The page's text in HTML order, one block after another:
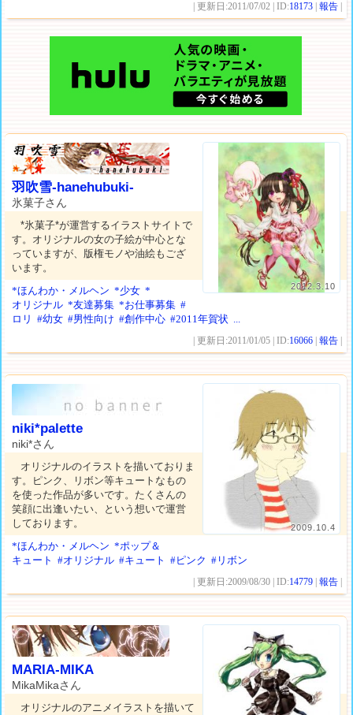
| 更新日:2011/07/02 | ID:18173 |報告
2012.3.10
羽吹雪-hanehubuki-
氷菓子さん
*氷菓子*が運営するイラストサイトで
す。オリジナルの女の子絵が中心とな
っていますが、版権モノや油絵もござ
います。
*ほんわか・メルヘン *少女 *
オリジナル *友達募集 *お仕事募集 #
ロリ
#幼女 #男性向け #創作中心 #2011年賀状 ...
| 更新日:2011/01/05 | ID:16066 |報告
2009.10.4
niki*palette
niki*さん
オリジナルのイラストを描いておりま
す。ピンク、リボン等キュートなもの
を使った作品が多いです。たくさんの
笑顔に出逢いたい、という想いで運営
しております。
*ほんわか・メルヘン *ポップ＆
キュート
#オリジナル #キュート #ピンク #リボン
| 更新日:2009/08/30 | ID:14779 |報告
MARIA-MIKA
MikaMikaさん
オリジナルのアニメイラストを描いて